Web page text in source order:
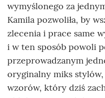
wymyślonego za
Kamila pozwoliła, by
zlecenia i prace same
i w ten sposób powoli
przeprowadzanym
oryginalny miks
wzorów, który dziś